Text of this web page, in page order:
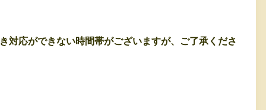
応ができない時間帯がございますが、ご了承くださ